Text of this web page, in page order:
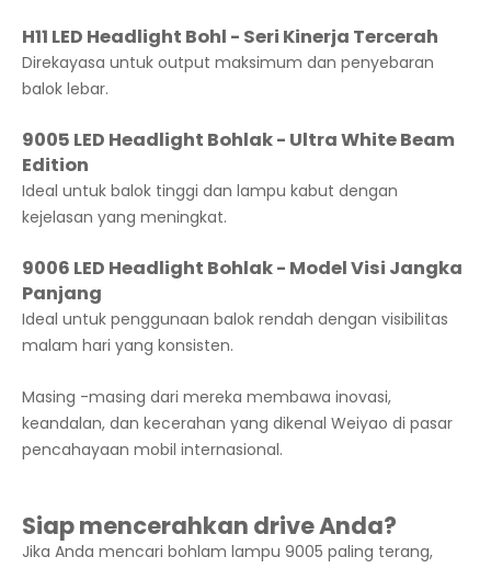
H11 LED Headlight Bohl - Seri Kinerja Tercerah
Direkayasa untuk output maksimum dan penyebaran
balok lebar.
9005 LED Headlight Bohlak - Ultra White Beam
Edition
Ideal untuk balok tinggi dan lampu kabut dengan
kejelasan yang meningkat.
9006 LED Headlight Bohlak - Model Visi Jangka
Panjang
Ideal untuk penggunaan balok rendah dengan visibilitas
malam hari yang konsisten.
Masing -masing dari mereka membawa inovasi,
keandalan, dan kecerahan yang dikenal Weiyao di pasar
pencahayaan mobil internasional.
Siap mencerahkan drive Anda?
Jika Anda mencari bohlam lampu 9005 paling terang,